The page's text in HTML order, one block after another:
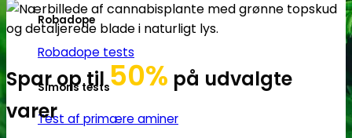
Robadope
Robadope tests
Simons tests
Test af primære aminer
Spar op til50% på udvalgte
varer